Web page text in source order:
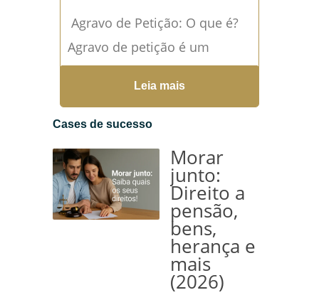
Agravo de Petição: O que é?
Agravo de petição é um
recurso utilizado para
questionar decisões
proferidas na fase de
Leia mais
Cases de sucesso
Morar
junto:
Direito a
pensão,
bens,
herança e
mais
(2026)